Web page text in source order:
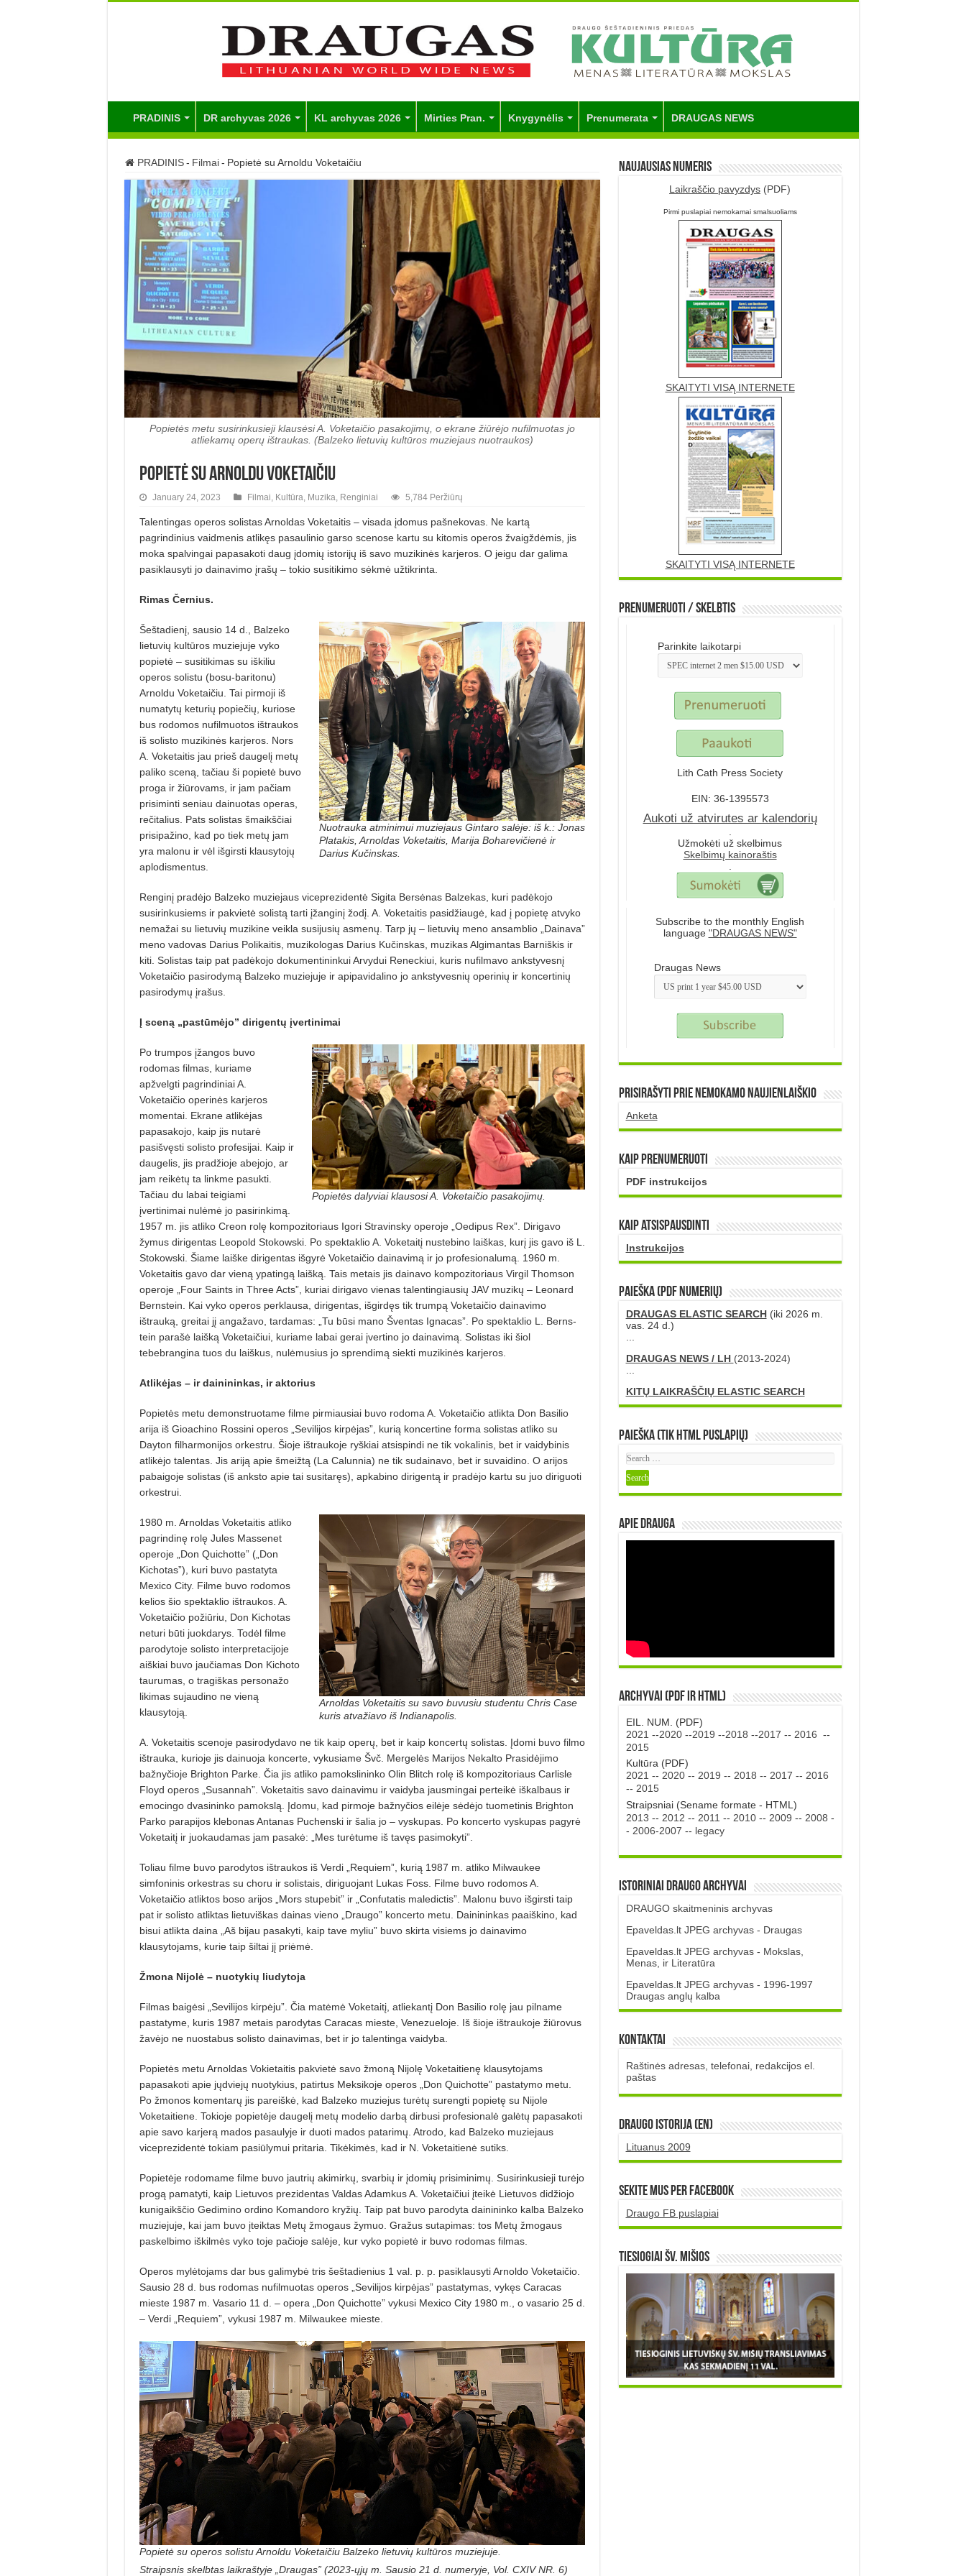
PRADINIS DR archyvas 2026 KL archyvas 2026 Mirties Pran. Knygynėlis Prenumerata DRAUGAS NEWS
PRADINIS - Filmai - Popietė su Arnoldu Voketaičiu
Popietės metu susirinkusieji klausėsi A. Voketaičio pasakojimų, o ekrane žiūrėjo nufilmuotas jo
atliekamų operų ištraukas. (Balzeko lietuvių kultūros muziejaus nuotraukos)
Popietė su Arnoldu Voketaičiu
January 24, 2023 Filmai Kultūra Muzika Renginiai 5,784 Peržiūrų
Talentingas operos solistas Arnoldas Voketaitis – visada įdomus pašnekovas. Ne kartą
pagrindinius vaidmenis atlikęs pasaulinio garso scenose kartu su kitomis operos žvaigždėmis, jis
moka spalvingai papasakoti daug įdomių istorijų iš savo muzikinės karjeros. O jeigu dar galima
pasiklausyti jo dainavimo įrašų – tokio susitikimo sėkmė užtikrinta.
Rimas Černius.
Nuotrauka atminimui muziejaus Gintaro salėje: iš k.: Jonas
Platakis, Arnoldas Voketaitis, Marija Boharevičienė ir
Darius Kučinskas.
Šeštadienį, sausio 14 d., Balzeko
lietuvių kultūros muziejuje vyko
popietė – susitikimas su iškiliu
operos solistu (bosu-baritonu)
Arnoldu Voketaičiu. Tai pirmoji iš
numatytų keturių popie­čių, kuriose
bus rodomos nufilmuotos ištraukos
iš solisto muzikinės karjeros. Nors
A. Voketaitis jau prieš daugelį metų
paliko sceną, tačiau ši popietė buvo
proga ir žiūrovams, ir jam pačiam
prisiminti seniau dainuotas operas,
rečitalius. Pats solistas šmaikščiai
prisipažino, kad po tiek metų jam
yra malonu ir vėl išgirsti klausytojų
aplodismentus.
Renginį pradėjo Balzeko muziejaus viceprezidentė Sigita Bersėnas Balzekas, kuri padėkojo
susirinkusiems ir pakvietė solistą tarti įžanginį žodį. A. Voketaitis pasidžiaugė, kad į popietę atvyko
nemažai su lietuvių muzikine veikla susijusių asmenų. Tarp jų – lietuvių meno ansamblio „Dainava”
meno vadovas Darius Polikaitis, muzikologas Darius Kučinskas, muzikas Algimantas Barniškis ir
kiti. Solistas taip pat padėkojo dokumentininkui Arvydui Reneckiui, kuris nufilmavo ankstyvesnį
Voketaičio pasirodymą Balzeko muziejuje ir apipavidalino jo ankstyvesnių operinių ir koncertinių
pasirodymų įrašus.
Į sceną „pastūmėjo” dirigentų įvertinimai
Popietės dalyviai klausosi A. Voketaičio pasakojimų.
Po trumpos įžangos buvo
rodomas filmas, kuriame
apžvelgti pagrindiniai A.
Voketaičio operinės karjeros
momentai. Ekrane atlikėjas
papasakojo, kaip jis nutarė
pasišvęsti solisto profesijai. Kaip ir
daugelis, jis pradžioje abejojo, ar
jam reikėtų ta linkme pasukti.
Tačiau du labai teigiami
įvertinimai nulėmė jo pasirinkimą.
1957 m. jis atliko Creon rolę kompozitoriaus Igori Stravinsky operoje „Oedipus Rex”. Dirigavo
žymus dirigentas Leopold Stokowski. Po spektaklio A. Voketaitį nustebino laiškas, kurį jis gavo iš L.
Stokowski. Šiame laiške dirigentas išgyrė Voketaičio dainavimą ir jo profesionalumą. 1960 m.
Voketaitis gavo dar vieną ypatingą laišką. Tais metais jis dainavo kompozitoriaus Virgil Thomson
operoje „Four Saints in Three Acts”, kuriai dirigavo vienas talentingiausių JAV muzikų – Leonard
Bernstein. Kai vyko operos perklausa, dirigentas, išgirdęs tik trumpą Voketaičio dainavimo
ištrauką, greitai jį angažavo, tardamas: „Tu būsi mano Šventas Ignacas”. Po spektaklio L. Berns­
tein parašė laišką Voketaičiui, kuriame labai gerai įvertino jo dainavimą. Solis­tas iki šiol
tebebrangina tuos du laiškus, nulėmusius jo sprendimą siekti muzikinės karjeros.
Atlikėjas – ir dainininkas, ir aktorius
Popietės metu demonstruotame filme pirmiausiai buvo rodoma A. Voketaičio atlikta Don Basilio
arija iš Gioachino Rossini operos „Sevilijos kirpėjas”, kurią koncertine forma solistas atliko su
Dayton filharmonijos orkestru. Šioje ištraukoje ryškiai atsispindi ne tik vokalinis, bet ir vaidybinis
atlikėjo talentas. Jis ariją apie šmeižtą (La Calunnia) ne tik sudainavo, bet ir suvaidino. O arijos
pabaigoje solistas (iš anksto apie tai susitaręs), apkabino dirigentą ir pradėjo kartu su juo diriguoti
orkestrui.
Arnoldas Voketaitis su savo buvusiu studentu Chris Case
kuris atvažiavo iš Indianapolis.
1980 m. Arnoldas Voketaitis atliko
pagrindinę rolę Jules Massenet
operoje „Don Quichotte” („Don
Kichotas”), kuri buvo pastatyta
Mexico City. Filme buvo rodomos
kelios šio spektaklio ištraukos. A.
Voketaičio požiūriu, Don Kichotas
neturi būti juokdarys. Todėl filme
parodytoje solisto interpretacijoje
aiškiai buvo jaučiamas Don Kichoto
taurumas, o tragiškas personažo
likimas sujaudino ne vieną
klausytoją.
A. Voketaitis scenoje pasirodydavo ne tik kaip operų, bet ir kaip koncertų solistas. Įdomi buvo filmo
ištrauka, kurioje jis dainuoja koncerte, vykusiame Švč. Mergelės Marijos Nekalto Prasidėjimo
bažnyčioje Brighton Parke. Čia jis atliko pamokslinin­ko Olin Blitch rolę iš kompozitoriaus Carlisle
Floyd operos „Susannah”. Voketaitis savo dainavimu ir vaidyba jausmingai perteikė iškalbaus ir
emocingo dvasininko pamokslą. Įdomu, kad pirmoje bažnyčios eilėje sėdėjo tuometinis Brighton
Parko parapijos klebonas Antanas Puchenski ir šalia jo – vyskupas. Po koncerto vyskupas pagyrė
Voketaitį ir juokaudamas jam pasakė: „Mes turėtume iš tavęs pasimokyti”.
Toliau filme buvo parodytos ištraukos iš Verdi „Requiem”, kurią 1987 m. atliko Milwaukee
simfoninis orkestras su choru ir solistais, diriguojant Lukas Foss. Filme buvo rodomos A.
Voketaičio atliktos boso arijos „Mors stupebit” ir „Confutatis maledictis”. Malonu buvo išgirsti taip
pat ir solisto atliktas lietuviškas dainas vieno „Draugo” koncerto metu. Dainininkas paaiškino, kad
bisui atlikta daina „Aš bijau pasakyti, kaip tave myliu” buvo skirta visiems jo dainavimo
klausytojams, kurie taip šiltai jį priėmė.
Žmona Nijolė – nuotykių liudytoja
Filmas baigėsi „Sevilijos kirpėju”. Čia matėmė Voketaitį, atliekan­tį Don Basilio rolę jau pilname
pastatyme, kuris 1987 metais parodytas Caracas mieste, Venezueloje. Iš šioje ištraukoje žiūrovus
žavėjo ne nuostabus solisto dainavimas, bet ir jo talentinga vaidyba.
Popietės metu Arnoldas Vokietaitis pakvietė savo žmoną Nijolę Voketaitienę klausytojams
papasakoti apie jųdviejų nuotykius, patirtus Meksikoje operos „Don Quichotte” pastatymo metu.
Po žmonos komentarų jis pareiškė, kad Balzeko muziejus turėtų surengti popietę su Nijole
Voketaitiene. Tokioje popietėje daugelį metų modelio darbą dirbusi profesionalė galėtų papasakoti
apie savo karjerą mados pasaulyje ir duoti mados patarimų. Atrodo, kad Balzeko muziejaus
viceprezidentė tokiam pasiūlymui pritaria. Tikėkimės, kad ir N. Voketaitienė sutiks.
Popietėje rodomame filme buvo jautrių akimirkų, svarbių ir įdomių prisiminimų. Susirinkusieji turėjo
progą pamatyti, kaip Lietuvos prezidentas Valdas Adamkus A. Voketaičiui įteikė Lietuvos didžiojo
kunigaikščio Gedimino ordino Komandoro kryžių. Taip pat buvo parodyta dainininko kalba Balzeko
muziejuje, kai jam buvo įteiktas Metų žmogaus žymuo. Gražus sutapimas: tos Metų žmogaus
paskelbimo iškilmės vyko toje pačioje salėje, kur vyko popietė ir buvo rodomas filmas.
Operos mylėtojams dar bus galimybė tris šeštadienius 1 val. p. p. pasiklausyti Arnoldo Voketaičio.
Sausio 28 d. bus rodomas nufilmuotas operos „Sevilijos kirpėjas” pastatymas, vykęs Caracas
mieste 1987 m. Vasario 11 d. – opera „Don Quichotte” vykusi Mexico City 1980 m., o vasario 25 d.
– Verdi „Requiem”, vykusi 1987 m. Milwaukee mieste.
Popietė su operos solistu Arnoldu Voketaičiu Balzeko lietuvių kultūros muziejuje.
Straipsnis skelbtas laikraštyje „Draugas” (2023-ųjų m. Sausio 21 d. numeryje, Vol. CXIV NR. 6)
Naujausias numeris
Laikraščio pavyzdys (PDF)
Pirmi puslapiai nemokamai smalsuoliams
SKAITYTI VISĄ INTERNETE
SKAITYTI VISĄ INTERNETE
Prenumeruoti / Skelbtis
Parinkite laikotarpi
Lith Cath Press Society
EIN: 36-1395573
Aukoti už atvirutes ar kalendorių
.
Užmokėti už skelbimus
Skelbimų kainoraštis
.
Subscribe to the monthly English
language "DRAUGAS NEWS"
Draugas News
Prisirašyti prie nemokamo naujienlaiškio
Anketa
Kaip prenumeruoti
PDF instrukcijos
Kaip atsispausdinti
Instrukcijos
PAIEŠKA (PDF numerių)
DRAUGAS ELASTIC SEARCH(iki 2026 m.
vas. 24 d.)
...
DRAUGAS NEWS / LH (2013-2024)
...
KITŲ LAIKRAŠČIŲ ELASTIC SEARCH
Paieška (tik HTML puslapių)
Apie DRAUGA
Archyvai (PDF ir HTML)
EIL. NUM. (PDF)
2021 --2020--2019 --2018 --2017 -- 2016 --
2015
Kultūra (PDF)
2021 -- 2020-- 2019 -- 2018 -- 2017 -- 2016
-- 2015
Straipsniai (Sename formate - HTML)
2013 -- 2012 -- 2011 -- 2010-- 2009 -- 2008 -
- 2006-2007 -- legacy
Istoriniai DRAUGO Archyvai
DRAUGO skaitmeninis archyvas
Epaveldas.lt JPEG archyvas - Draugas
Epaveldas.lt JPEG archyvas - Mokslas,
Menas, ir Literatūra
Epaveldas.lt JPEG archyvas - 1996-1997
Draugas anglų kalba
Kontaktai
Raštinės adresas, telefonai, redakcijos el.
paštas
DRAUGO istorija (EN)
Lituanus 2009
Sekite mus per Facebook
Draugo FB puslapiai
TIESIOGIAI šv. MIŠIOS